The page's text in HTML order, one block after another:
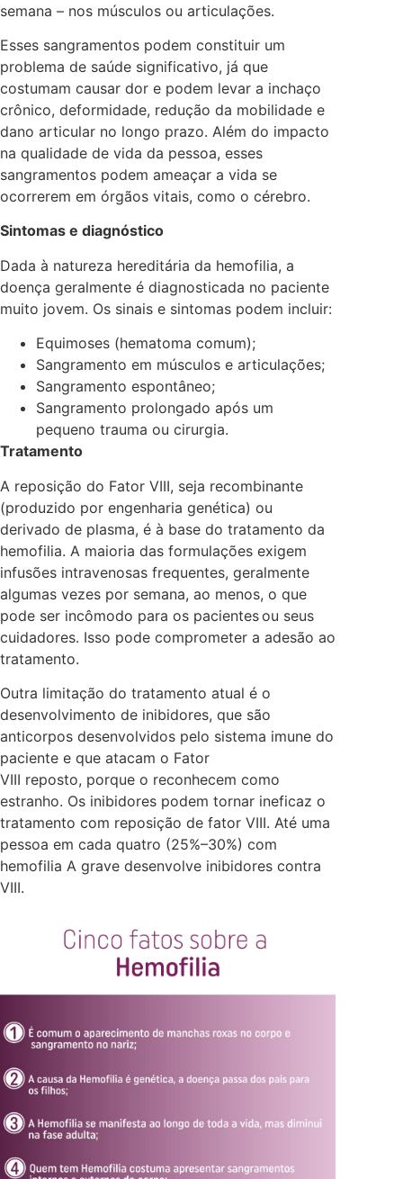
semana – nos músculos ou articulações.
Esses sangramentos podem constituir um
problema de saúde significativo, já que
costumam causar dor e podem levar a inchaço
crônico, deformidade, redução da mobilidade e
dano articular no longo prazo. Além do impacto
na qualidade de vida da pessoa, esses
sangramentos podem ameaçar a vida se
ocorrerem em órgãos vitais, como o cérebro.
Sintomas e diagnóstico
Dada à natureza hereditária da hemofilia, a
doença geralmente é diagnosticada no paciente
muito jovem. Os sinais e sintomas podem incluir:
Equimoses (hematoma comum);
Sangramento em músculos e articulações;
Sangramento espontâneo;
Sangramento prolongado após um
pequeno trauma ou cirurgia.
Tratamento
A reposição do Fator VIII, seja recombinante
(produzido por engenharia genética) ou
derivado de plasma, é à base do tratamento da
hemofilia. A maioria das formulações exigem
infusões intravenosas frequentes, geralmente
algumas vezes por semana, ao menos, o que
pode ser incômodo para os pacientesou seus
cuidadores. Isso pode comprometer a adesão ao
tratamento.
Outra limitação do tratamento atual é o
desenvolvimento de inibidores, que são
anticorpos desenvolvidos pelo sistema imune do
paciente e que atacam o Fator
VIII reposto, porque o reconhecem como
estranho. Os inibidores podem tornar ineficaz o
tratamento com reposição de fator VIII. Até uma
pessoa em cada quatro (25%–30%) com
hemofilia A grave desenvolve inibidores contra
VIII.